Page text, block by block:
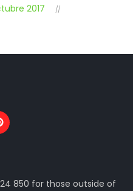
2017
850 for those outside of